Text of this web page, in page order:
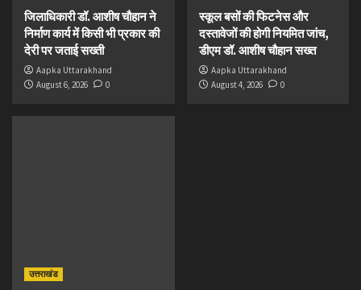
जिलाधिकारी डॉ. आशीष चौहान ने
निर्माण कार्य में किसी भी प्रकार की
देरी पर जताई सख्ती
Aapka Uttarakhand
August 6, 2026
0
स्कूल बसों की फिटनेस और
दस्तावेजों की होगी नियमित जांच,
डीएम डॉ. आशीष चौहान सख्त
Aapka Uttarakhand
August 4, 2026
0
उत्तराखंड